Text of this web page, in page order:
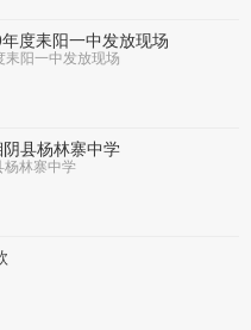
度耒阳一中发放现场
耒阳一中发放现场
县杨林寨中学
杨林寨中学